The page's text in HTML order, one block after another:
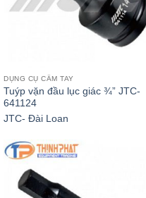
DỤNG CỤ CẦM TAY
Tuýp vặn đầu lục giác ¾” JTC-
641124
JTC- Đài Loan